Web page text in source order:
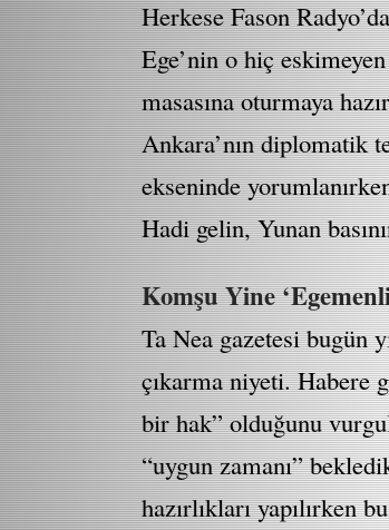
Herkese Fason
Ege’nin o hiç
masasına oturmaya
Ankara’nın diplomatik
ekseninde
Hadi gelin, Yunan
Komşu Yine
Ta Nea gazetesi bugün
çıkarma niyeti. Habere
bir hak” olduğunu
“uygun zamanı”
hazırlıkları yapılırken